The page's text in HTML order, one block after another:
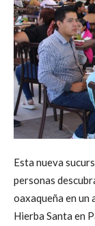
Esta nueva
personas
oaxaqueña en un
Hierba Santa en